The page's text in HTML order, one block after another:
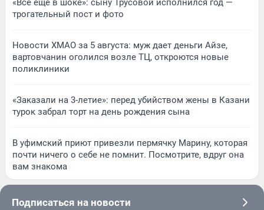
«Все еще в шоке»: сыну Трусовой исполнился год —
трогательный пост и фото
Новости ХМАО за 5 августа: муж дает деньги Айзе,
вартовчанин оголился возле ТЦ, откроются новые
поликлиники
«Заказали на 3-летие»: перед убийством жены в Казани
турок забрал торт на день рождения сына
В уфимский приют привезли пермячку Марину, которая
почти ничего о себе не помнит. Посмотрите, вдруг она
вам знакома
Подписаться на новости